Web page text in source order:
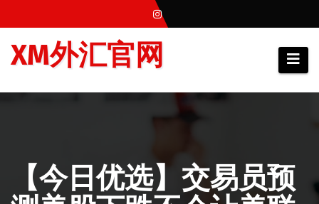
至
XM外汇官网
【今日优选】交易员预